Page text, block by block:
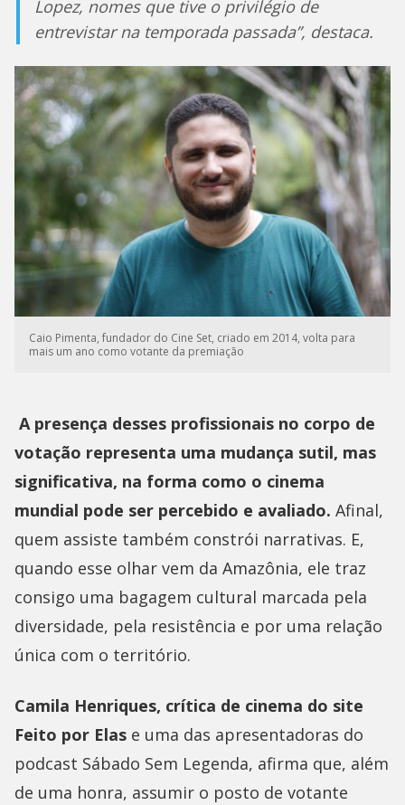
Lopez, nomes que tive o privilégio de
entrevistar na temporada passada”, destaca.
Caio Pimenta, fundador do Cine Set, criado em 2014, volta para
mais um ano como votante da premiação
A presença desses profissionais no corpo de
votação representa uma mudança sutil, mas
significativa, na forma como o cinema
mundial pode ser percebido e avaliado. Afinal,
quem assiste também constrói narrativas. E,
quando esse olhar vem da Amazônia, ele traz
consigo uma bagagem cultural marcada pela
diversidade, pela resistência e por uma relação
única com o território.
Camila Henriques, crítica de cinema do site
Feito por Elas e uma das apresentadoras do
podcast Sábado Sem Legenda, afirma que, além
de uma honra, assumir o posto de votante